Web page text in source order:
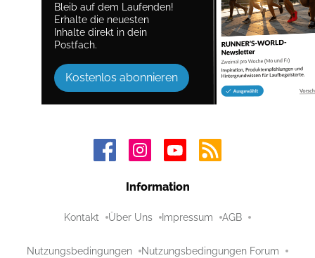
Bleib auf dem Laufenden!
Erhalte die neuesten
Inhalte direkt in dein
Postfach.
Kostenlos abonnieren
Information
Kontakt Über Uns Impressum AGB
Nutzungsbedingungen Nutzungsbedingungen Forum